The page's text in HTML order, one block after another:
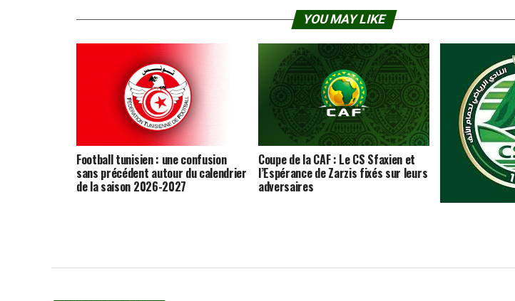
YOU MAY LIKE
Football tunisien : une confusion
sans précédent autour du calendrier
de la saison 2026-2027
Coupe de la CAF : Le CS Sfaxien et
l’Espérance de Zarzis fixés sur leurs
adversaires